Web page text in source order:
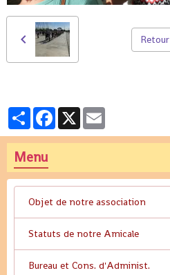
Retour
PartagerFacebook
X
Menu
Objet de notre association
Statuts de notre Amicale
Bureau et Cons. d'Administ.